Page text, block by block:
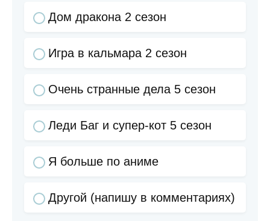
Дом дракона 2 сезон
Игра в кальмара 2 сезон
Очень странные дела 5 сезон
Леди Баг и супер-кот 5 сезон
Я больше по аниме
Другой (напишу в комментариях)